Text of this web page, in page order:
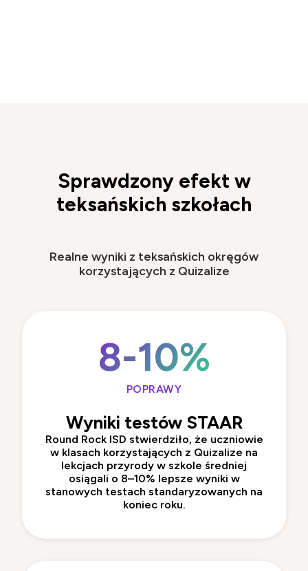
Sprawdzony efekt w
teksańskich szkołach
Realne wyniki z teksańskich okręgów
korzystających z Quizalize
8-10%
POPRAWY
Wyniki testów STAAR
Round Rock ISD stwierdziło, że uczniowie
w klasach korzystających z Quizalize na
lekcjach przyrody w szkole średniej
osiągali o 8–10% lepsze wyniki w
stanowych testach standaryzowanych na
koniec roku.